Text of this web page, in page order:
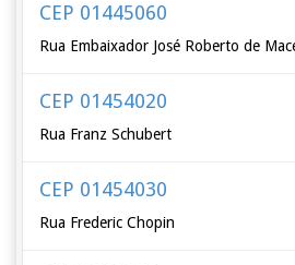
CEP 01445060
Rua Embaixador José Roberto de
CEP 01454020
Rua Franz Schubert
CEP 01454030
Rua Frederic Chopin